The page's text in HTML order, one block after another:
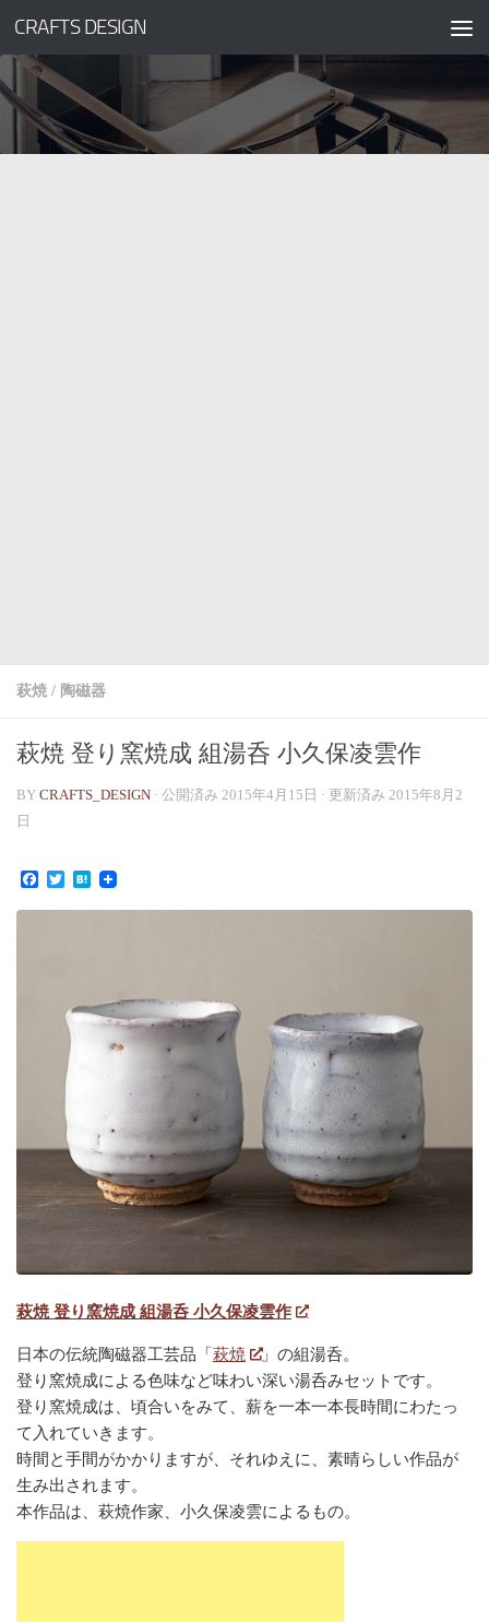
コンテンツへスキップ
CRAFTS DESIGN
萩焼 / 陶磁器
萩焼 登り窯焼成 組湯呑 小久保凌雲作
BY CRAFTS_DESIGN · 公開済み 2015年4月15日 · 更新済み 2015年8月2
日
Facebook
TwitterHatena
萩焼 登り窯焼成 組湯呑 小久保凌雲作
日本の伝統陶磁器工芸品「 萩焼
」の組湯呑。
登り窯焼成による色味など味わい深い湯呑みセットです。
登り窯焼成は、頃合いをみて、薪を一本一本長時間にわたっ
て入れていきます。
時間と手間がかかりますが、それゆえに、素晴らしい作品が
生み出されます。
本作品は、萩焼作家、小久保凌雲によるもの。